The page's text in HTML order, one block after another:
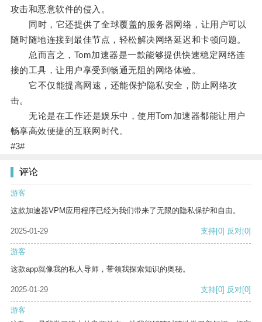
攻击和恶意软件的侵入。
同时，它还提供了全球覆盖的服务器网络，让用户可以
随时随地连接到最佳节点，轻松解决网络延迟和卡顿问题。
总而言之，Tom加速器是一款能够提供快速稳定网络连
接的工具，让用户享受到畅通无阻的网络体验。
它不仅能提高网速，还能保护隐私安全，防止网络攻
击。
无论是在工作还是娱乐中，使用Tom加速器都能让用户
畅享高效便捷的互联网时代。
#3#
评论
游客
这款加速器VPM应用程序已经为我们带来了无限的隐私保护和自由。
2025-01-29 支持[0] 反对[0]
游客
这款app就像我的私人导师，带领我探索知识的奥秘。
2025-01-29 支持[0] 反对[0]
游客